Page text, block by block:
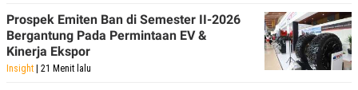
Prospek Emiten Ban di Semester II-2026
Bergantung Pada Permintaan EV &
Kinerja Ekspor
Insight | 21 Menit lalu